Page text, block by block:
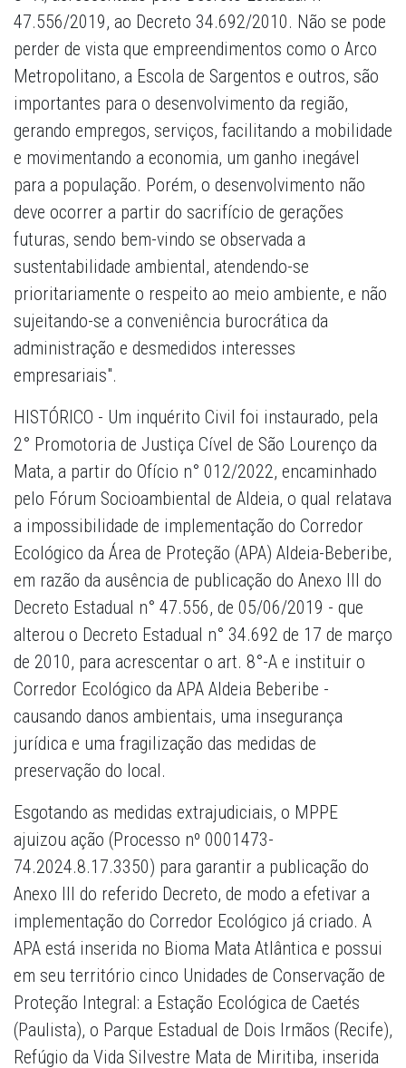
47.556/2019, ao Decreto 34.692/2010. Não se pode
perder de vista que empreendimentos como o Arco
Metropolitano, a Escola de Sargentos e outros, são
importantes para o desenvolvimento da região,
gerando empregos, serviços, facilitando a mobilidade
e movimentando a economia, um ganho inegável
para a população. Porém, o desenvolvimento não
deve ocorrer a partir do sacrifício de gerações
futuras, sendo bem-vindo se observada a
sustentabilidade ambiental, atendendo-se
prioritariamente o respeito ao meio ambiente, e não
sujeitando-se a conveniência burocrática da
administração e desmedidos interesses
empresariais".
HISTÓRICO - Um inquérito Civil foi instaurado, pela
2° Promotoria de Justiça Cível de São Lourenço da
Mata, a partir do Ofício n° 012/2022, encaminhado
pelo Fórum Socioambiental de Aldeia, o qual relatava
a impossibilidade de implementação do Corredor
Ecológico da Área de Proteção (APA) Aldeia-Beberibe,
em razão da ausência de publicação do Anexo III do
Decreto Estadual n° 47.556, de 05/06/2019 - que
alterou o Decreto Estadual n° 34.692 de 17 de março
de 2010, para acrescentar o art. 8°-A e instituir o
Corredor Ecológico da APA Aldeia Beberibe -
causando danos ambientais, uma insegurança
jurídica e uma fragilização das medidas de
preservação do local.
Esgotando as medidas extrajudiciais, o MPPE
ajuizou ação (Processo nº 0001473-
74.2024.8.17.3350) para garantir a publicação do
Anexo III do referido Decreto, de modo a efetivar a
implementação do Corredor Ecológico já criado. A
APA está inserida no Bioma Mata Atlântica e possui
em seu território cinco Unidades de Conservação de
Proteção Integral: a Estação Ecológica de Caetés
(Paulista), o Parque Estadual de Dois Irmãos (Recife),
Refúgio da Vida Silvestre Mata de Miritiba, inserida